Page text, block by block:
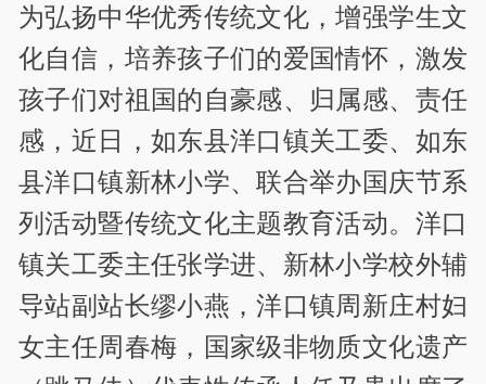
为弘扬中华优秀传统文化，增强学生文
化自信，培养孩子们的爱国情怀，激发
孩子们对祖国的自豪感、归属感、责任
感，近日，如东县洋口镇关工委、如东
县洋口镇新林小学、联合举办国庆节系
列活动暨传统文化主题教育活动。洋口
镇关工委主任张学进、新林小学校外辅
导站副站长缪小燕，洋口镇周新庄村妇
女主任周春梅，国家级非物质文化遗产